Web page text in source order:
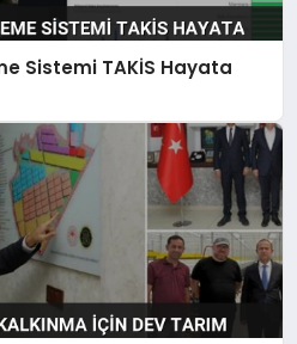
Sistemi TAKİS Hayata